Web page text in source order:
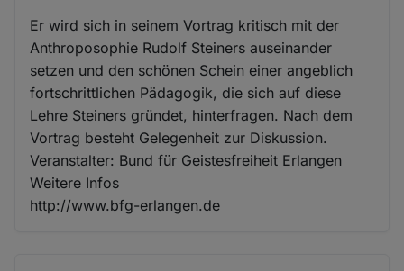
Er wird sich in seinem Vortrag kritisch mit der
Anthroposophie Rudolf Steiners auseinander
setzen und den schönen Schein einer angeblich
fortschrittlichen Pädagogik, die sich auf diese
Lehre Steiners gründet, hinterfragen. Nach dem
Vortrag besteht Gelegenheit zur Diskussion.
Veranstalter: Bund für Geistesfreiheit Erlangen
Weitere Infos
http://www.bfg-erlangen.de